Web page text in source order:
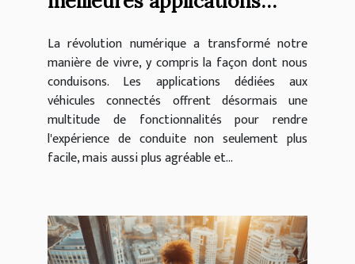
expérience de conduite
La révolution numérique a transformé notre
manière de vivre, y compris la façon dont nous
conduisons. Les applications dédiées aux
véhicules connectés offrent désormais une
multitude de fonctionnalités pour rendre
l'expérience de conduite non seulement plus
facile, mais aussi plus agréable et...